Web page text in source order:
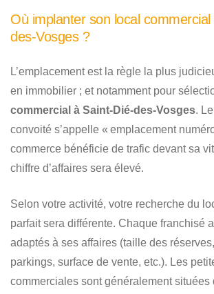
Où implanter son local
des-Vosges ?
L’emplacement est la règle la plus
en immobilier ; et notamment pour
commercial à Saint-Dié-des-Vosges.
convoité s’appelle « emplacement
commerce bénéficie de trafic devant sa
chiffre d’affaires sera élevé.
Selon votre activité, votre recherche du
parfait sera différente. Chaque franchisé
adaptés à ses affaires (taille des
parkings, surface de vente, etc.). Les
commerciales sont généralement situées